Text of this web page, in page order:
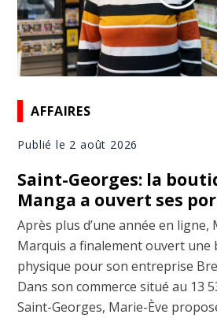
AFFAIRES
Publié le 2 août 2026
Saint-Georges: la
Manga a ouvert ses
Après plus d’une année en ligne,
Marquis a finalement ouvert une
physique pour son entreprise
Dans son commerce situé au 13
Saint-Georges, Marie-Ève